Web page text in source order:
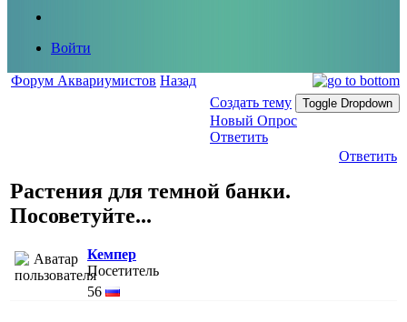
Войти
Форум Аквариумистов Назад
Создать тему
Toggle Dropdown
Новый Опрос
Ответить
Ответить
Растения для темной банки.
Посоветуйте...
Кемпер
Посетитель
56